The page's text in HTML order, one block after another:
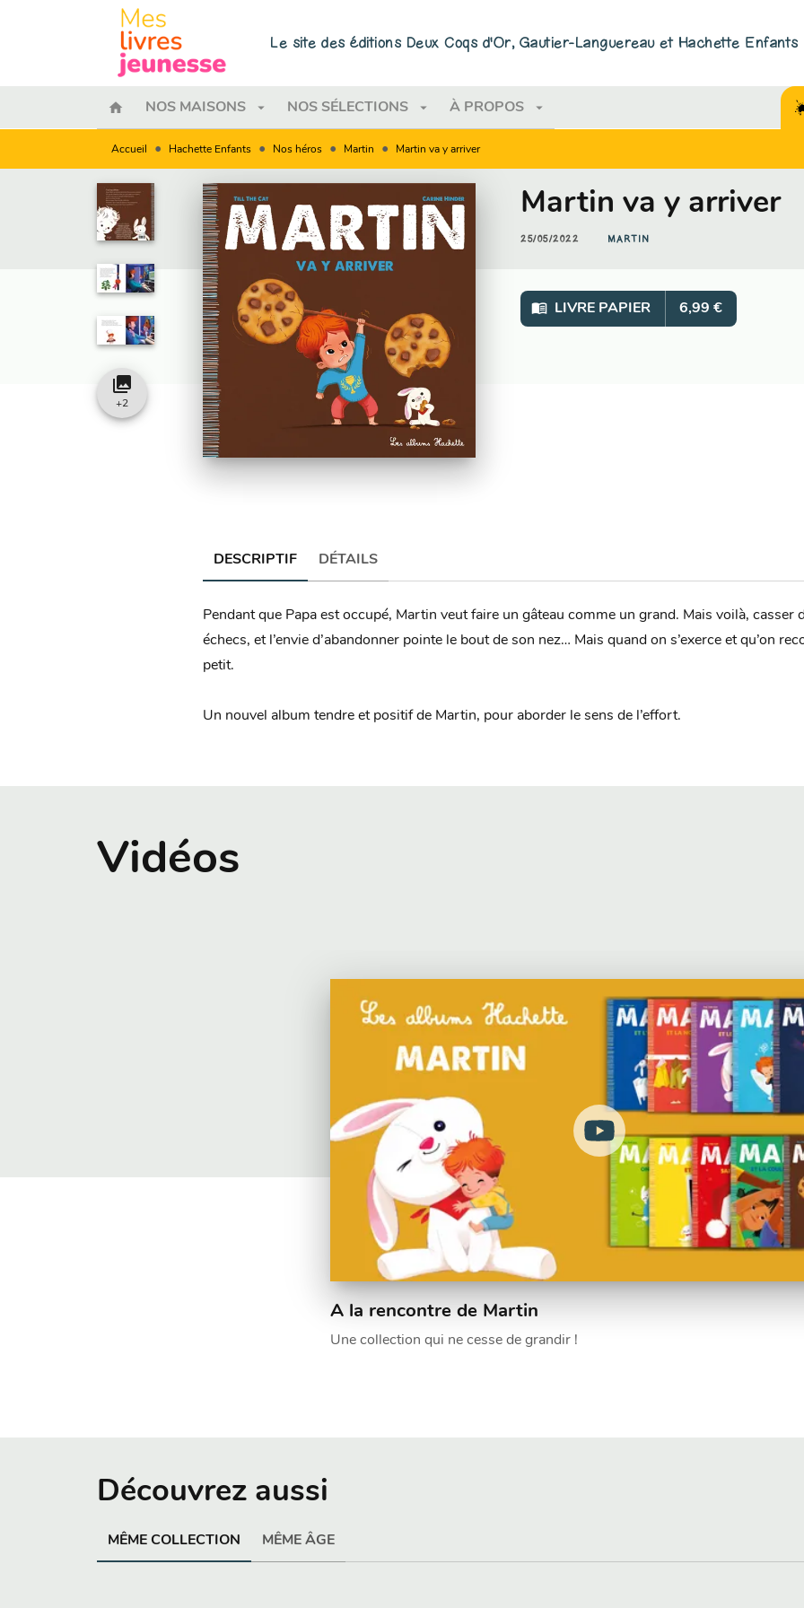
MENU
Le site des éditions Deux Coqs d'Or, Gautier-Languereau et Hachette Enfants
home NOS MAISONS arrow_drop_down NOS SÉLECTIONS arrow_drop_down À PROPOS arrow_drop_down
Accueil • Hachette Enfants • Nos héros • Martin • Martin va y arriver
Martin va y arriver
25/05/2022 MARTIN
menu_book LIVRE PAPIER 6,99 €
collections
+2
DESCRIPTIF DÉTAILS
Pendant que Papa est occupé, Martin veut faire un gâteau comme un grand. Mais voilà,
échecs, et l’envie d’abandonner pointe le bout de son nez… Mais quand on s’exerce et qu’on
petit.
Un nouvel album tendre et positif de Martin, pour aborder le sens de l’effort.
Vidéos
A la rencontre de Martin
Une collection qui ne cesse de grandir !​
Découvrez aussi
MÊME COLLECTION MÊME ÂGE